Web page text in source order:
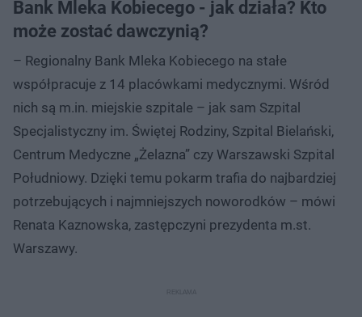
Bank Mleka Kobiecego - jak działa? Kto
może zostać dawczynią?
– Regionalny Bank Mleka Kobiecego na stałe
współpracuje z 14 placówkami medycznymi. Wśród
nich są m.in. miejskie szpitale – jak sam Szpital
Specjalistyczny im. Świętej Rodziny, Szpital Bielański,
Centrum Medyczne „Żelazna” czy Warszawski Szpital
Południowy. Dzięki temu pokarm trafia do najbardziej
potrzebujących i najmniejszych noworodków – mówi
Renata Kaznowska, zastępczyni prezydenta m.st.
Warszawy.